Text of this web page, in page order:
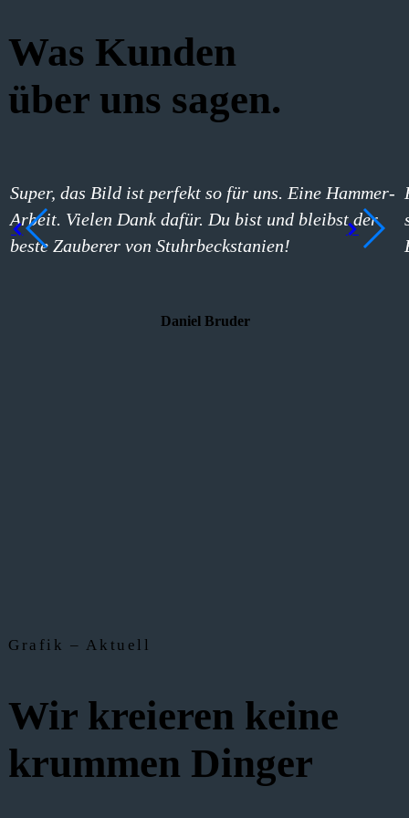
Was Kunden
über uns sagen.
Super, das Bild ist perfekt so für uns. Eine Hammer-
Arbeit. Vielen Dank dafür. Du bist und bleibst der
beste Zauberer von Stuhrbeckstanien!
Daniel Bruder
Grafik – Aktuell
Wir kreieren keine
krummen Dinger